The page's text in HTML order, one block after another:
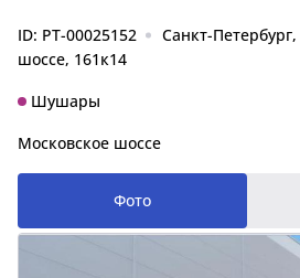
ID: PT-00025152
Санкт-
шоссе, 161к14
Шушары
Московское шоссе
Фото